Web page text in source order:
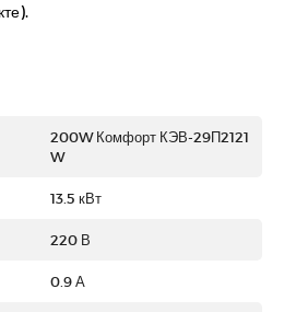
200W Комфорт КЭВ-29П2121
W
13.5 кВт
220 В
0.9 А